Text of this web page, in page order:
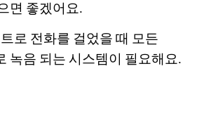
면 좋겠어요.
로 전화를 걸었을 때 모든
녹음 되는 시스템이 필요해요.